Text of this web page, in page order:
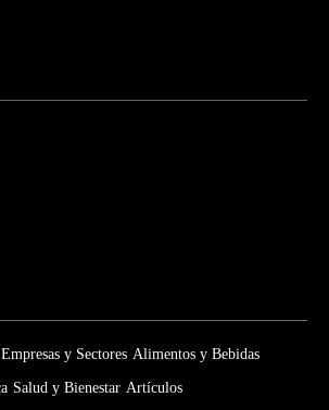
Empresas y Sectores Alimentos y Bebidas
Salud y Bienestar Artículos